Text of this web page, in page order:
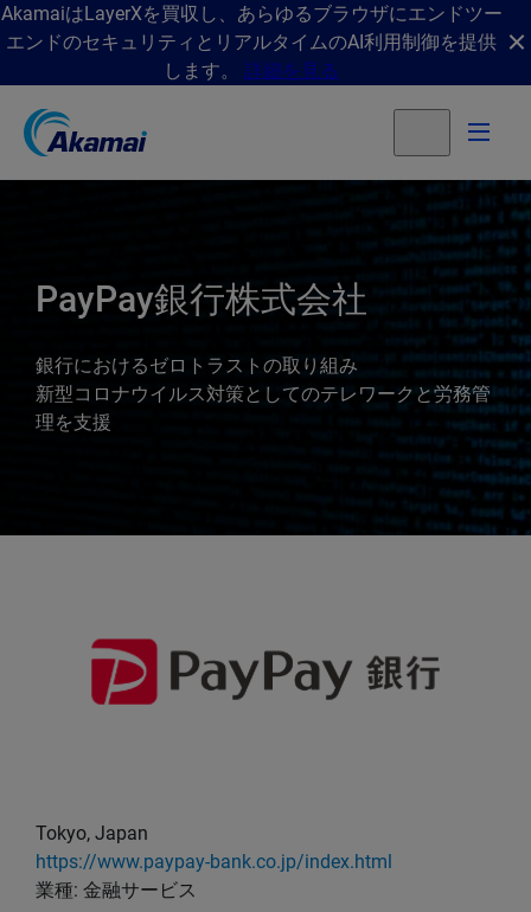
AkamaiはLayerXを買収し、あらゆるブラウザにエンドツー
エンドのセキュリティとリアルタイムのAI利用制御を提供
します。 詳細を見る
PayPay銀行株式会社
銀行におけるゼロトラストの取り組み
新型コロナウイルス対策としてのテレワークと労務管
理を支援
Tokyo, Japan
https://www.paypay-bank.co.jp/index.html
業種: 金融サービス